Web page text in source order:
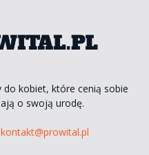
kobiet, które cenią sobie
o swoją urodę.
kontakt@prowital.pl